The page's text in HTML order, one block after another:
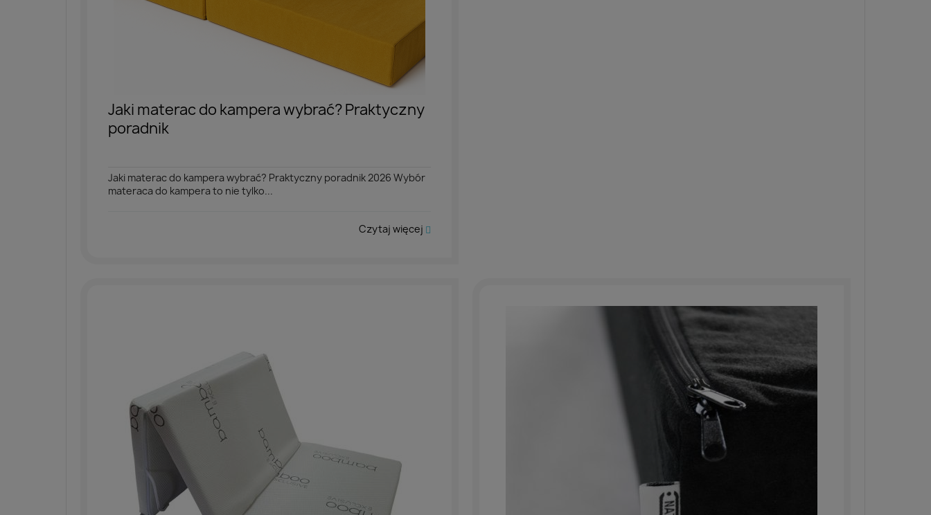
Jaki materac do kampera wybrać? Praktyczny
poradnik
Jaki materac do kampera wybrać? Praktyczny poradnik 2026 Wybór
materaca do kampera to nie tylko...
Czytaj więcej